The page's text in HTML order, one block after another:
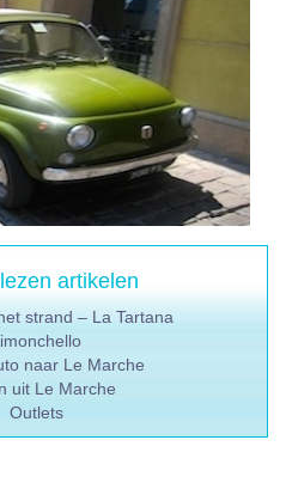
artikelen
strand – La Tartana
naar Le Marche
uit Le Marche
Outlets